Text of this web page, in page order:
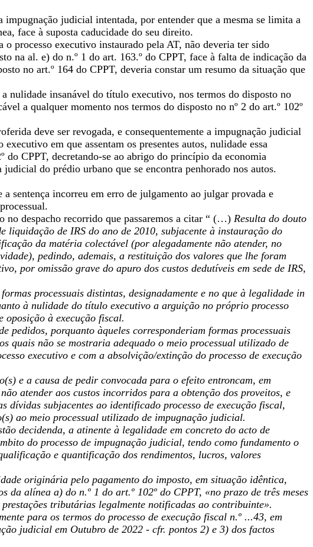
judicial intentada, por entender que a mesma se limita a
face à suposta caducidade do seu direito.
processo executivo instaurado pela AT, não deveria ter sido
na al. e) do n.º 1 do art. 163.º do CPPT, face à falta de indicação da
no art.º 164 do CPPT, deveria constar um resumo da situação que
nulidade insanável do título executivo, nos termos do disposto no
a qualquer momento nos termos do disposto no nº 2 do art.º 102º
deve ser revogada, e consequentemente a impugnação judicial
em que assentam os presentes autos, nulidade essa
CPPT, decretando-se ao abrigo do princípio da economia
do prédio urbano que se encontra penhorado nos autos.
sentença incorreu em erro de julgamento ao julgar provada e
no despacho recorrido que passaremos a citar “ (…) Resulta do douto
liquidação de IRS do ano de 2010, subjacente à instauração do
da matéria colectável (por alegadamente não atender, no
pedindo, ademais, a restituição dos valores que lhe foram
por omissão grave do apuro dos custos dedutíveis em sede de IRS,
processuais distintas, designadamente e no que à legalidade in
à nulidade do título executivo a arguição no próprio processo
oposição à execução fiscal.
pedidos, porquanto àqueles corresponderiam formas processuais
quais não se mostraria adequado o meio processual utilizado de
executivo e com a absolvição/extinção do processo de execução
e a causa de pedir convocada para o efeito entroncam, em
atender aos custos incorridos para a obtenção dos proveitos, e
dívidas subjacentes ao identificado processo de execução fiscal,
ao meio processual utilizado de impugnação judicial.
decidenda, a atinente à legalidade em concreto do acto de
do processo de impugnação judicial, tendo como fundamento o
e quantificação dos rendimentos, lucros, valores
originária pelo pagamento do imposto, em situação idêntica,
da alínea a) do n.º 1 do art.º 102º do CPPT, «no prazo de três meses
tributárias legalmente notificadas ao contribuinte».
para os termos do processo de execução fiscal n.º ...43, em
judicial em Outubro de 2022 - cfr. pontos 2) e 3) dos factos